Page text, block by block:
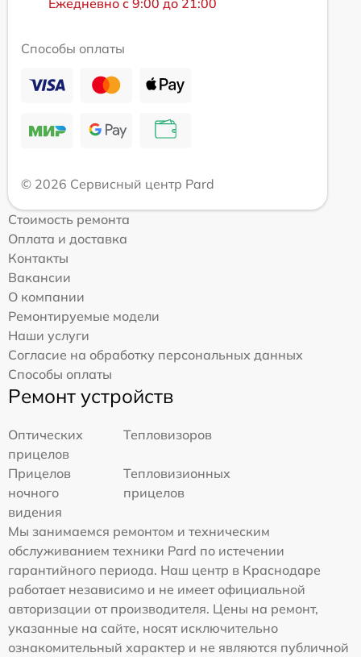
Ежедневно с 9:00 до 21:00
Способы оплаты
© 2026 Сервисный центр Pard
Стоимость ремонта
Оплата и доставка
Контакты
Вакансии
О компании
Ремонтируемые модели
Наши услуги
Согласие на обработку персональных данных
Способы оплаты
Ремонт устройств
Оптических
прицелов
Тепловизоров
Прицелов
ночного
видения
Тепловизионных
прицелов
Мы занимаемся ремонтом и техническим
обслуживанием техники Pard по истечении
гарантийного периода. Наш центр в Краснодаре
работает независимо и не имеет официальной
авторизации от производителя. Цены на ремонт,
указанные на сайте, носят исключительно
ознакомительный характер и не являются публичной